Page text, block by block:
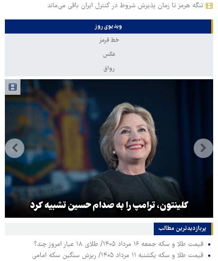
تنگه هرمز تا زمان پذیرش شروط در کنترل ایران باقی می‌ماند
ویدیوی روز
خط قرمز
عکس
رواق
کلینتون، ترامپ را به صدام حسین تشبیه کرد
پربازدیدترین‌ مطالب
قیمت طلا و سکه جمعه ۱۶ مرداد ۱۴۰۵/ طلای ۱۸ عیار امروز چند؟
قیمت طلا و سکه یکشنبه ۱۱ مرداد ۱۴۰۵/ ریزش سنگین سکه امامی